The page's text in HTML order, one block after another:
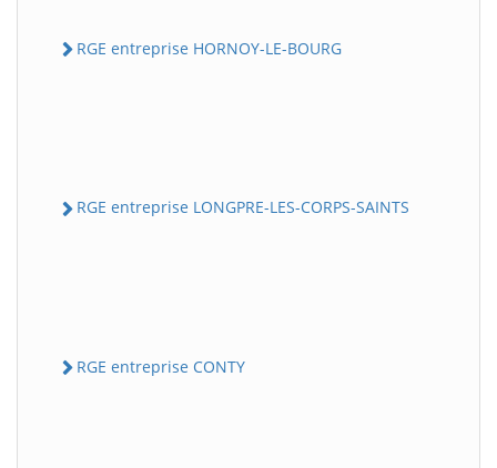
RGE entreprise HORNOY-LE-BOURG
RGE entreprise LONGPRE-LES-CORPS-SAINTS
RGE entreprise CONTY